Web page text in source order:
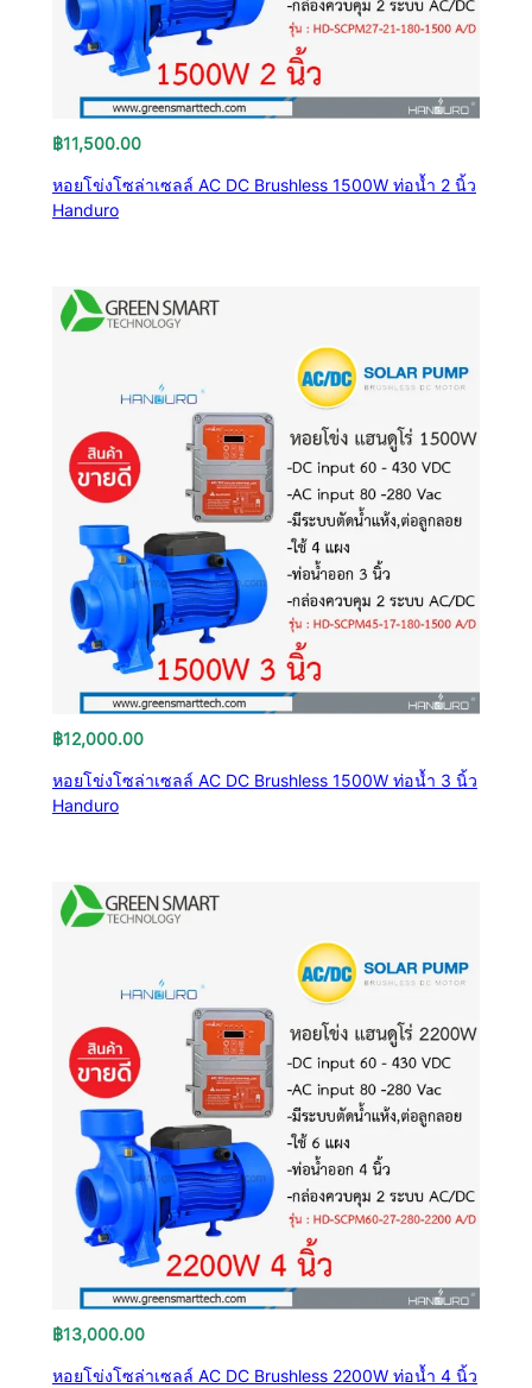
฿11,500.00
หอยโข่งโซล่าเซลล์ AC DC Brushless 1500W ท่อน้ำ 2 นิ้ว
Handuro
฿12,000.00
หอยโข่งโซล่าเซลล์ AC DC Brushless 1500W ท่อน้ำ 3 นิ้ว
Handuro
฿13,000.00
หอยโข่งโซล่าเซลล์ AC DC Brushless 2200W ท่อน้ำ 4 นิ้ว